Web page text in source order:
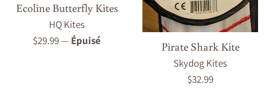
Ecoline Butterfly Kites
HQ Kites
Prix
$29.99— Épuisé Pirate Shark Kite
Skydog Kites
Prix
$32.99